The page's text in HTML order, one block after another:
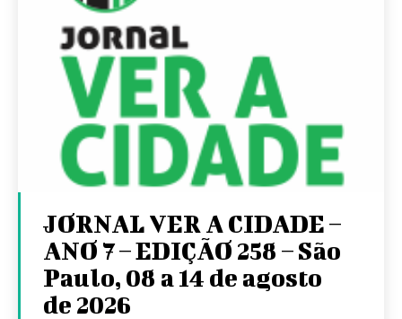
JORNAL VER A CIDADE –
ANO 7 – EDIÇÃO 258 – São
Paulo, 08 a 14 de agosto
de 2026